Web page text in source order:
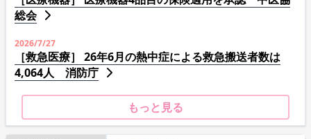
総会
2026/7/27
［救急医療］ 26年6月の熱中症による救急搬送者数は
4,064人 消防庁
もっと見る